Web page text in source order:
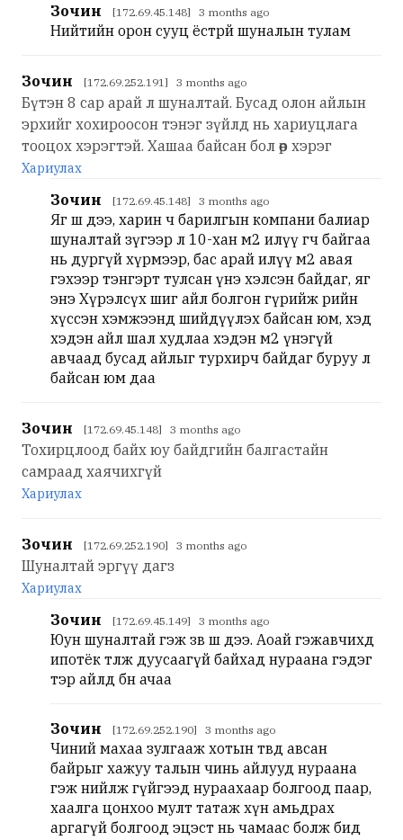
Зочин [172.69.45.148] 3 months ago
Нийтийн орон сууц ёстрй шуналын тулам
Зочин [172.69.252.191] 3 months ago
Бүтэн 8 сар арай л шуналтай. Бусад олон айлын
эрхийг хохироосон тэнэг зүйлд нь хариуцлага
тооцох хэрэгтэй. Хашаа байсан бол өөр хэрэг
Хариулах
Зочин [172.69.45.148] 3 months ago
Яг ш дээ, харин ч барилгын компани балиар
шуналтай зүгээр л 10-хан м2 илүү өгч байгаа
нь дургүй хүрмээр, бас арай илүү м2 авая
гэхээр тэнгэрт тулсан үнэ хэлсэн байдаг, яг
энэ Хүрэлсүх шиг айл болгон гүрийж өөрийн
хүссэн хэмжээнд шийдүүлэх байсан юм, хэд
хэдэн айл шал худлаа хэдэн м2 үнэгүй
авчаад бусад айлыг турхирч байдаг буруу л
байсан юм даа
Зочин [172.69.45.148] 3 months ago
Тохирцлоод байх юу байдгийн балгастайн
самраад хаячихгүй
Хариулах
Зочин [172.69.252.190] 3 months ago
Шуналтай эргүү дагз
Хариулах
Зочин [172.69.45.149] 3 months ago
Юун шуналтай гэж зөв ш дээ. Аоай гэжавчихөөд
ипотёк төлж дуусаагүй байхад нураана гэдэг
тэр айлд бөөн ачаа
Зочин [172.69.252.190] 3 months ago
Чиний махаа зулгааж хотын төвд авсан
байрыг хажуу талын чинь айлууд нураана
гэж нийлж гүйгээд нураахаар болгоод паар,
хаалга цонхоо мулт татаж хүн амьдрах
аргагүй болгоод эцэст нь чамаас болж бид